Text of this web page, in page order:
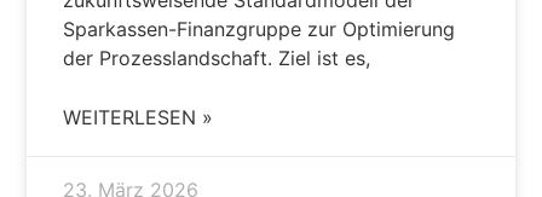
Sparkassen-Finanzgruppe zur Optimierung
der Prozesslandschaft. Ziel ist es,
WEITERLESEN »
23. März 2026